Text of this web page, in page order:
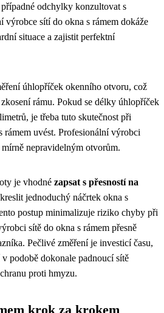
případné odchylky konzultovat s
výrobce sítí do okna s rámem dokáže
situace a zajistit perfektní
úhlopříček okenního otvoru, což
rámu. Pokud se délky úhlopříček
je třeba tuto skutečnost při
rámem uvést. Profesionální výrobci
nepravidelným otvorům.
je vhodné zapsat s přesností na
jednoduchý náčrtek okna s
postup minimalizuje riziko chyby při
sítě do okna s rámem přesně
Pečlivé změření je investicí času,
podobě dokonale padnoucí sítě
proti hmyzu.
krok za krokem